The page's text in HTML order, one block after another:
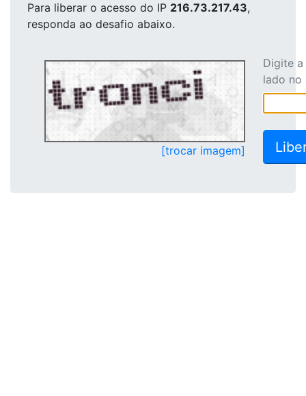
Para liberar o acesso do IP 216.73.217.43,
responda ao desafio abaixo.
[trocar imagem]
Digite
lado no